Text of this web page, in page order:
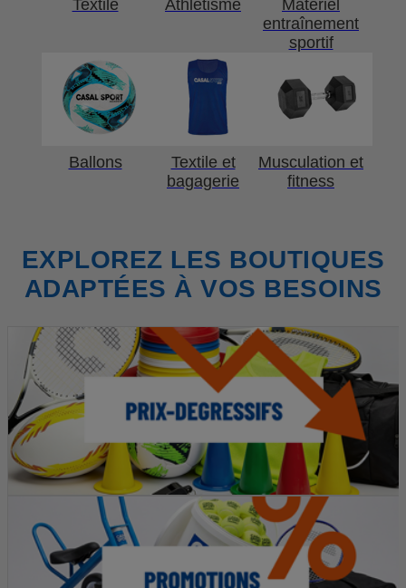
Textile Athlétisme
Matériel
entraînement
sportif
Ballons
Textile et
bagagerie
Musculation et
fitness
EXPLOREZ LES BOUTIQUES
ADAPTÉES À VOS BESOINS